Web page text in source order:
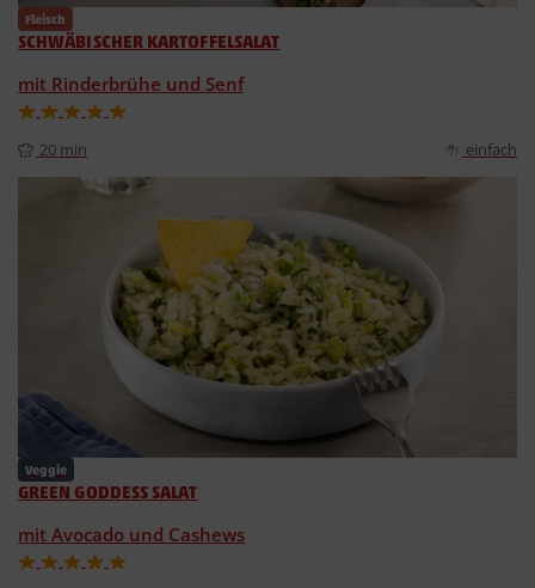
Fleisch
SCHWÄBISCHER KARTOFFELSALAT
mit Rinderbrühe und Senf
20 min einfach
Veggie
GREEN GODDESS SALAT
mit Avocado und Cashews